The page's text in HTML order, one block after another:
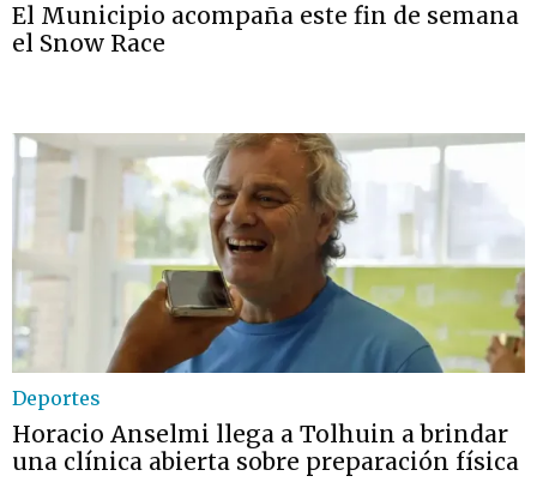
El Municipio acompaña este fin de semana
el Snow Race
Deportes
Horacio Anselmi llega a Tolhuin a brindar
una clínica abierta sobre preparación física